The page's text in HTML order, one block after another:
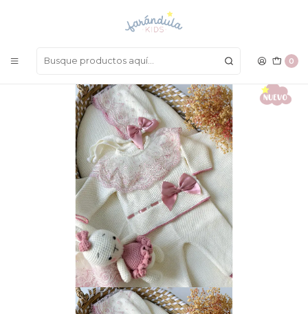
0
LAS MEJORES PRENDAS A UN SOLO CLICK